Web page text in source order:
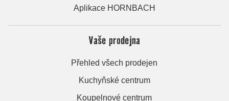
Aplikace HORNBACH
Vaše prodejna
Přehled všech prodejen
Kuchyňské centrum
Koupelnové centrum